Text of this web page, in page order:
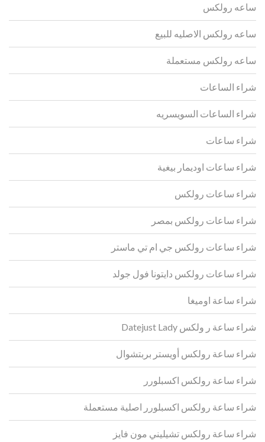
ساعه رولكس
ساعه رولكس الاصليه للبيع
ساعه رولكس مستعملة
شراء الساعات
شراء الساعات السويسريه
شراء ساعات
شراء ساعات اوديمار بيغية
شراء ساعات رولكس
شراء ساعات رولكس بمصر
شراء ساعات رولكس جي ام تي ماستر
شراء ساعات رولكس دايتونا فول جولد
شراء ساعة اوميغا
شراء ساعة ر ولكس Datejust Lady
شراء ساعة رولكس أويستر بربتشوال
شراء ساعة رولكس اكسبلورر
شراء ساعة رولكس اكسبلورر اصلية مستعملة
شراء ساعة رولكس تشيليني مون فايز